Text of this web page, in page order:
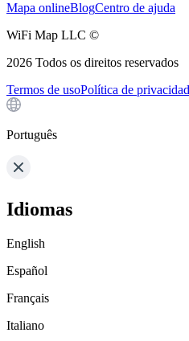
Mapa onlineBlogCentro de ajuda
WiFi Map LLC ©
2026 Todos os direitos reservados
Termos de usoPolítica de
Português
Idiomas
English
Español
Français
Italiano